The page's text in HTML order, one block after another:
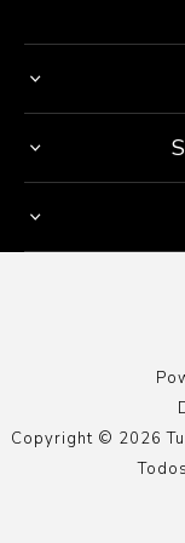
Copyright © 2026